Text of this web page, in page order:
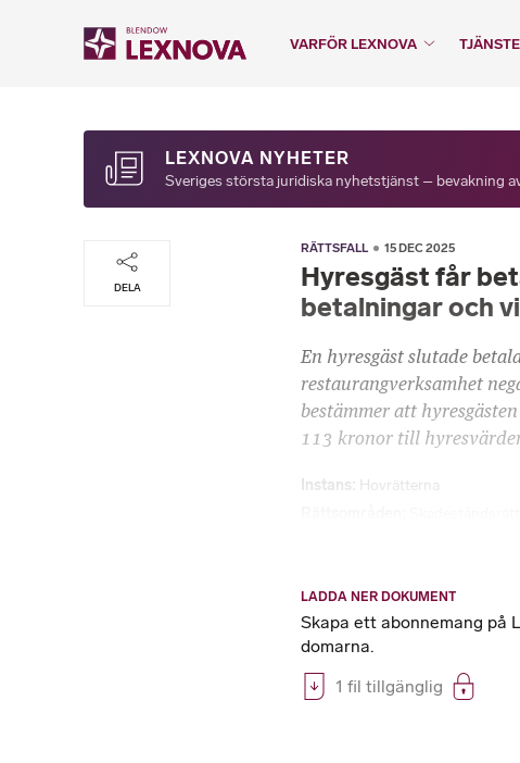
VARFÖR LEXNOVA
LEXNOVA NYHETER
Sveriges största juridiska nyhetstjänst – bevakning
DELA
RÄTTSFALL 15 DEC 2025
Hyresgäst får
betalningar och
En hyresgäst slutade
restaurangverksamhet
bestämmer att
113 kronor till
Instans Hovrätterna
LADDA NER DOKUMENT
Skapa ett abonnemang på
domarna.
1 fil tillgänglig